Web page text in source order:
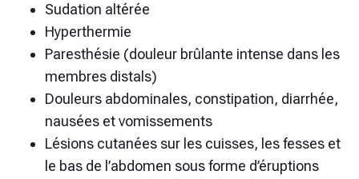
Sudation altérée
Hyperthermie
Paresthésie (douleur brûlante intense dans les
membres distals)
Douleurs abdominales, constipation, diarrhée,
nausées et vomissements
Lésions cutanées sur les cuisses, les fesses et
le bas de l’abdomen sous forme d’éruptions